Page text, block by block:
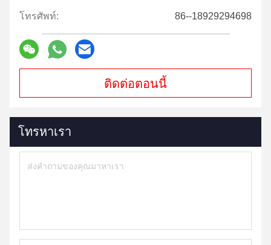
โทรศัพท์: 86--18929294698
ติดต่อตอนนี้
โทรหาเรา